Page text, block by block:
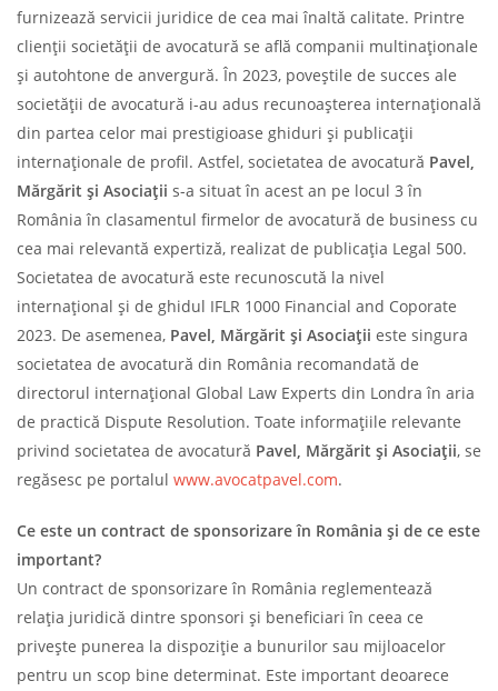
furnizează servicii juridice de cea mai înaltă calitate. Printre
clienții societății de avocatură se află companii multinaționale
și autohtone de anvergură. În 2023, poveștile de succes ale
societății de avocatură i-au adus recunoașterea internațională
din partea celor mai prestigioase ghiduri și publicații
internaționale de profil. Astfel, societatea de avocatură Pavel,
Mărgărit și Asociații s-a situat în acest an pe locul 3 în
România în clasamentul firmelor de avocatură de business cu
cea mai relevantă expertiză, realizat de publicația Legal 500.
Societatea de avocatură este recunoscută la nivel
internațional și de ghidul IFLR 1000 Financial and Coporate
2023. De asemenea, Pavel, Mărgărit și Asociații este singura
societatea de avocatură din România recomandată de
directorul internațional Global Law Experts din Londra în aria
de practică Dispute Resolution. Toate informațiile relevante
privind societatea de avocatură Pavel, Mărgărit și Asociații, se
regăsesc pe portalul www.avocatpavel.com.
Ce este un contract de sponsorizare în România și de ce este
important?
Un contract de sponsorizare în România reglementează
relația juridică dintre sponsori și beneficiari în ceea ce
privește punerea la dispoziție a bunurilor sau mijloacelor
pentru un scop bine determinat. Este important deoarece